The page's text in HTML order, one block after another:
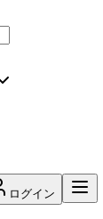
ログイン